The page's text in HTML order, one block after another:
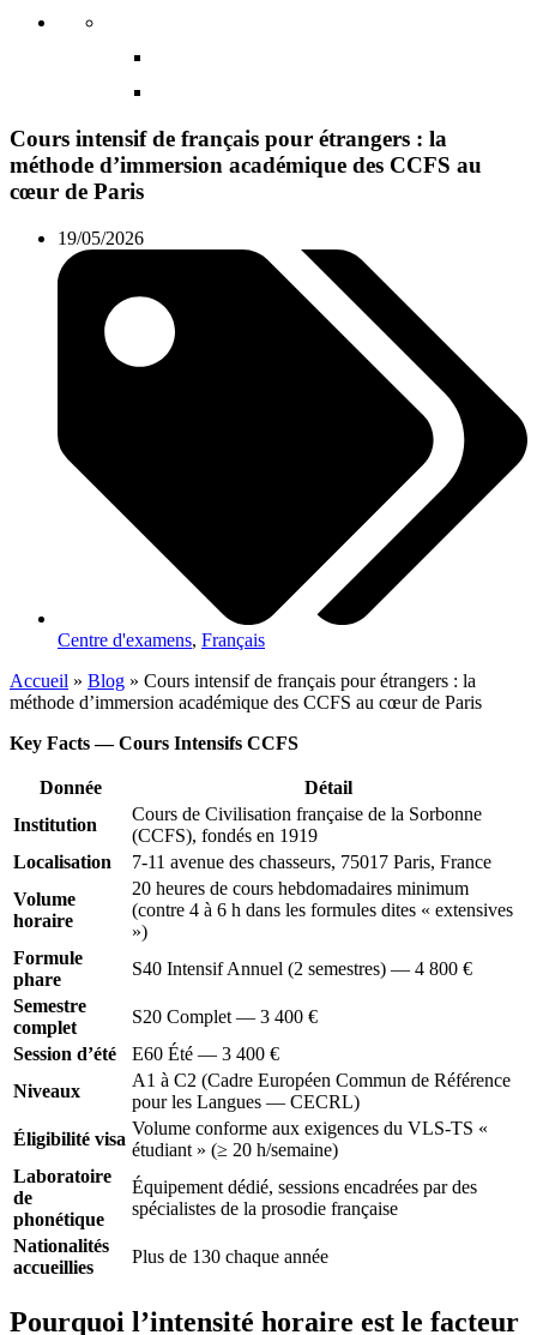
Cours intensif de français pour étrangers : la
méthode d’immersion académique des CCFS au
cœur de Paris
19/05/2026
Centre d'examens, Français
Accueil » Blog » Cours intensif de français pour étrangers : la
méthode d’immersion académique des CCFS au cœur de Paris
Key Facts — Cours Intensifs CCFS
Donnée
Détail
Institution
Cours de Civilisation française de la Sorbonne
(CCFS), fondés en 1919
Localisation
7-11 avenue des chasseurs, 75017 Paris, France
Volume
horaire
20 heures de cours hebdomadaires minimum
(contre 4 à 6 h dans les formules dites « extensives
»)
Formule
phare
S40 Intensif Annuel (2 semestres) — 4 800 €
Semestre
complet
S20 Complet — 3 400 €
Session d’été
E60 Été — 3 400 €
Niveaux
A1 à C2 (Cadre Européen Commun de Référence
pour les Langues — CECRL)
Éligibilité visa
Volume conforme aux exigences du VLS-TS «
étudiant » (≥ 20 h/semaine)
Laboratoire
de
phonétique
Équipement dédié, sessions encadrées par des
spécialistes de la prosodie française
Nationalités
accueillies
Plus de 130 chaque année
Pourquoi l’intensité horaire est le facteur